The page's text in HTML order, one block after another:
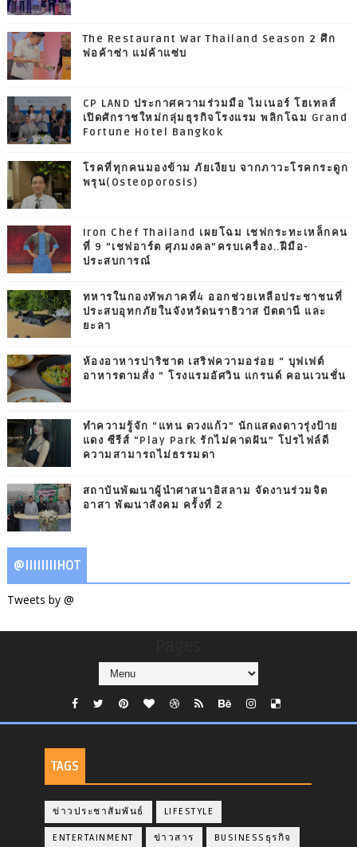
The Restaurant War Thailand Season 2 ศึก
พ่อค้าซ่า แม่ค้าแซ่บ
CP LAND ประกาศความร่วมมือ ไมเนอร์ โฮเทลส์
เปิดศักราชใหม่กลุ่มธุรกิจโรงแรม พลิกโฉม Grand
Fortune Hotel Bangkok
โรคที่ทุกคนมองข้าม ภัยเงียบ จากภาวะโรคกระดูก
พรุน(Osteoporosis)
Iron Chef Thailand เผยโฉม เชฟกระทะเหล็กคน
ที่ 9 “เชฟอาร์ต ศุภมงคล”ครบเครื่อง..ฝีมือ-
ประสบการณ์
ทหารในกองทัพภาคที่4 ออกช่วยเหลือประชาชนที่
ประสบอุทกภัยในจังหวัดนราธิวาส ปัตตานี และ
ยะลา
ห้องอาหารปาริชาต เสริฟความอร่อย “ บุฟเฟต์
อาหารตามสั่ง ” โรงแรมอัศวิน แกรนด์ คอนเวนชั่น
ทำความรู้จัก “แทน ดวงแก้ว” นักแสดงดาวรุ่งป้าย
แดง ซีรีส์ “Play Park รักไม่คาดฝัน” โปรไฟล์ดี
ความสามารถไม่ธรรมดา
สถาบันพัฒนาผู้นำศาสนาอิสลาม จัดงานร่วมจิต
อาสา พัฒนาสังคม ครั้งที่ 2
@IIIIIIIIHOT
Tweets by @
TAGS
ข่าวประชาสัมพันธ์ LIFESTYLE
ENTERTAINMENT ข่าวสาร BUSINESSธุรกิจ